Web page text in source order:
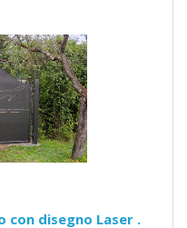
con disegno Laser .